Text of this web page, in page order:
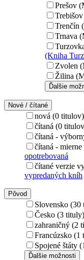
Prešov
Trenčín
Trnava
(Kniha
Zvolen
Žilina
Ďalšie
Nové / čítané
nová (0 titulov)
čítaná (0
čítaná -
čítaná -
opotrebovaná
čítané verzie
vypredaných kníh
Pôvod
Slovensko (30
Česko (3 tituly)
zahraničný (2
Francúzsko (1
Spojené štáty
Ďalšie možnosti